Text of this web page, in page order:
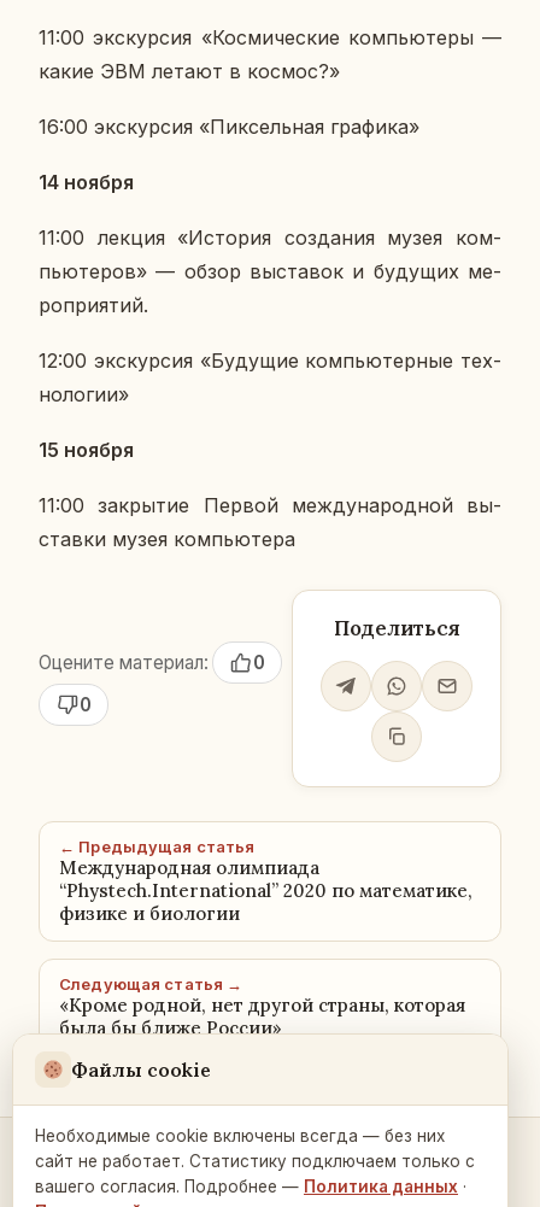
11:00 экс­кур­сия «Кос­ми­че­ские ком­пью­те­ры —
какие ЭВМ летают в космос?»
16:00 экс­кур­сия «Пик­сель­ная гра­фи­ка»
14 ноября
11:00 лекция «Ис­то­рия со­зда­ния музея ком­
пью­те­ров» — обзор вы­ста­вок и бу­ду­щих ме­
ро­при­я­тий.
12:00 экс­кур­сия «Бу­ду­щие ком­пью­тер­ные тех­
но­ло­гии»
15 ноября
11:00 за­кры­тие Первой меж­ду­на­род­ной вы­
став­ки музея ком­пью­те­ра
Оцените материал:
0
0
Поделиться
← Предыдущая статья
Mеждународная олимпиада
“Phystech.International” 2020 по математике,
физике и биологии
Следующая статья →
«Кроме родной, нет другой страны, которая
была бы ближе России»
Контакты и связь →
Файлы cookie
Необходимые cookie включены всегда — без них
сайт не работает. Статистику подключаем только с
вашего согласия. Подробнее — Политика данных ·